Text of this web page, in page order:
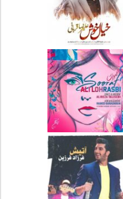
دانلود آهنگ جدید علیرضا
قربانی بنام خیال خوش
دانلود آهنگ جدید علی
لهراسبی بنام صورت